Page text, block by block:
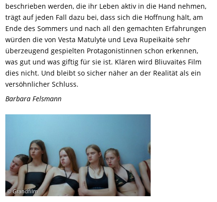
beschrieben werden, die ihr Leben aktiv in die Hand nehmen,
trägt auf jeden Fall dazu bei, dass sich die Hoffnung hält, am
Ende des Sommers und nach all den gemachten Erfahrungen
würden die von Vesta Matulytė und Leva Rupeikaitė sehr
überzeugend gespielten Protagonistinnen schon erkennen,
was gut und was giftig für sie ist. Klären wird Bliuvaitės Film
dies nicht. Und bleibt so sicher näher an der Realität als ein
versöhnlicher Schluss.
Barbara Felsmann
© Grandfilm